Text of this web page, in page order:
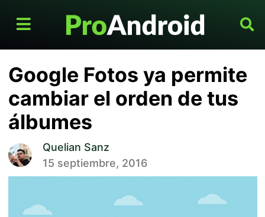
Google Fotos ya permite
cambiar el orden de tus
álbumes
Quelian Sanz
15 septiembre, 2016